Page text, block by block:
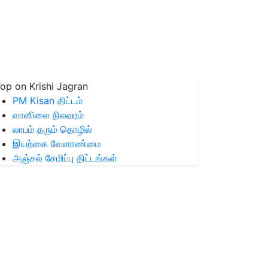
on Krishi Jagran
PM Kisan திட்டம்
வானிலை நிலவரம்
லாபம் தரும் தொழில்
இயற்கை வேளாண்மை
அஞ்சல் சேமிப்பு திட்டங்கள்